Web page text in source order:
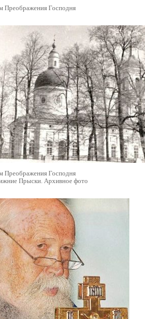
Преображения Господня
Преображения Господня
Прыски. Архивное фото